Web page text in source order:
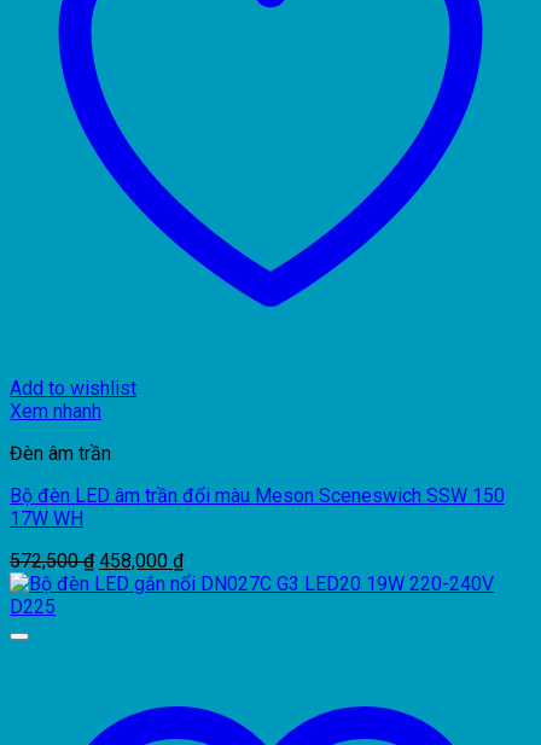
Add to wishlist
Xem nhanh
Đèn âm trần
Bộ đèn LED âm trần đổi màu Meson Sceneswich SSW 150
17W WH
572,500₫ Giá
gốc
458,000 ₫Giá
hiện